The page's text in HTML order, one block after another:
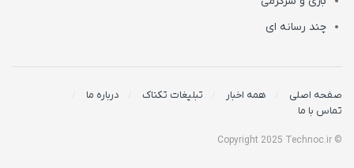
چند رسانه ای
صفحه اصلی همه اخبار تبلیغات تکناک
درباره ما
تماس با ما
© Copyright 2025 Technoc.ir